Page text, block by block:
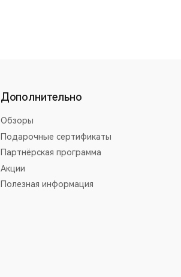
Дополнительно
Обзоры
Подарочные сертификаты
Партнёрская программа
Акции
Полезная информация